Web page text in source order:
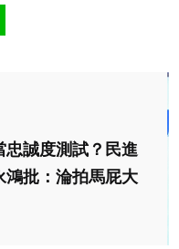
忠誠度測試？民進
鴻批：淪拍馬屁大